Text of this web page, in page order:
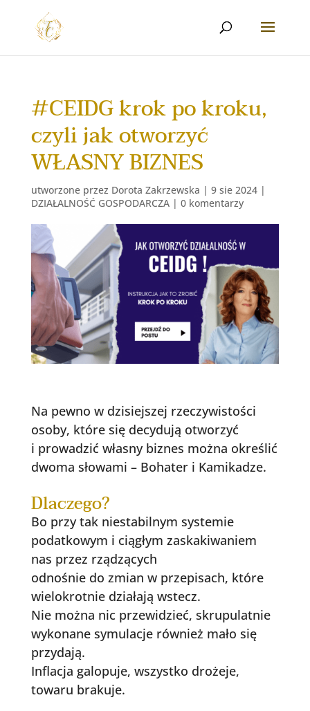
#CEIDG krok po kroku,
czyli jak otworzyć
WŁASNY BIZNES
utworzone przez Dorota Zakrzewska | 9 sie 2024|
DZIAŁALNOŚĆ GOSPODARCZA| 0 komentarzy
Na pewno w dzisiejszej rzeczywistości
osoby, które się decydują otworzyć
i prowadzić własny biznes można określić
dwoma słowami – Bohater i Kamikadze.
Dlaczego?
Bo przy tak niestabilnym systemie
podatkowym i ciągłym zaskakiwaniem
nas przez rządzących
odnośnie do zmian w przepisach, które
wielokrotnie działają wstecz.
Nie można nic przewidzieć, skrupulatnie
wykonane symulacje również mało się
przydają.
Inflacja galopuje, wszystko drożeje,
towaru brakuje.